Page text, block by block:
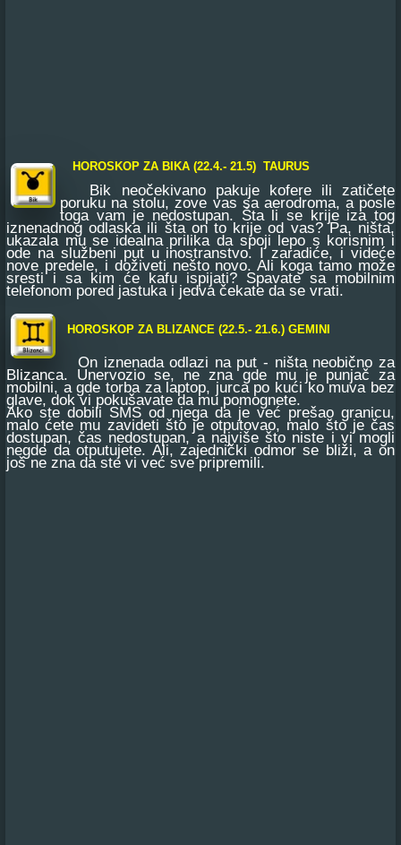
HOROSKOP ZA BIKA (22.4.- 21.5) TAURUS
Bik neočekivano pakuje kofere ili zatičete
poruku na stolu, zove vas sa aerodroma, a posle
toga vam je nedostupan. Šta li se krije iza tog
iznenadnog odlaska ili šta on to krije od vas? Pa, ništa,
ukazala mu se idealna prilika da spoji lepo s korisnim i
ode na službeni put u inostranstvo. I zaradiće, i videće
nove predele, i doživeti nešto novo. Ali koga tamo može
sresti i sa kim će kafu ispijati? Spavate sa mobilnim
telefonom pored jastuka i jedva čekate da se vrati.
HOROSKOP ZA BLIZANCE (22.5.- 21.6.) GEMINI
On iznenada odlazi na put - ništa neobično za
Blizanca. Unervozio se, ne zna gde mu je punjač za
mobilni, a gde torba za laptop, jurca po kući ko muva bez
glave, dok vi pokušavate da mu pomognete.
Ako ste dobili SMS od njega da je već prešao granicu,
malo ćete mu zavideti što je otputovao, malo što je čas
dostupan, čas nedostupan, a najviše što niste i vi mogli
negde da otputujete. Ali, zajednički odmor se bliži, a on
još ne zna da ste vi već sve pripremili.